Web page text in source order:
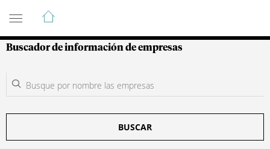
Guía de Empresas Colombianas
Buscador de información de empresas
BUSCAR